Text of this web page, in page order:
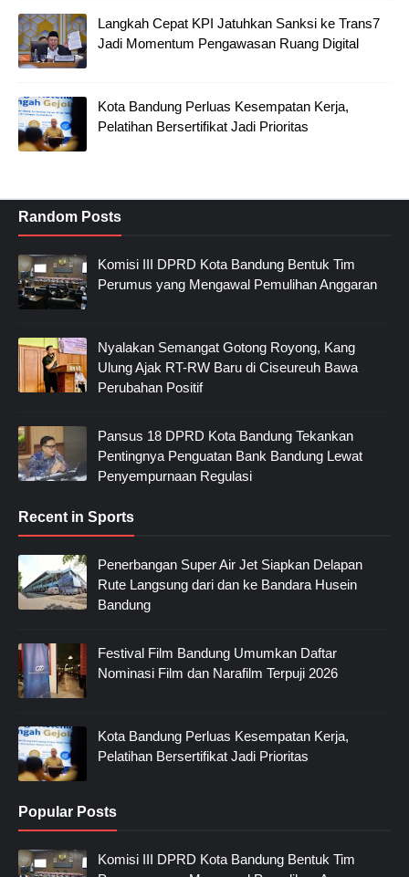
Langkah Cepat KPI Jatuhkan Sanksi ke Trans7
Jadi Momentum Pengawasan Ruang Digital
Kota Bandung Perluas Kesempatan Kerja,
Pelatihan Bersertifikat Jadi Prioritas
Random Posts
Komisi III DPRD Kota Bandung Bentuk Tim
Perumus yang Mengawal Pemulihan Anggaran
Nyalakan Semangat Gotong Royong, Kang
Ulung Ajak RT-RW Baru di Ciseureuh Bawa
Perubahan Positif
Pansus 18 DPRD Kota Bandung Tekankan
Pentingnya Penguatan Bank Bandung Lewat
Penyempurnaan Regulasi
Recent in Sports
Penerbangan Super Air Jet Siapkan Delapan
Rute Langsung dari dan ke Bandara Husein
Bandung
Festival Film Bandung Umumkan Daftar
Nominasi Film dan Narafilm Terpuji 2026
Kota Bandung Perluas Kesempatan Kerja,
Pelatihan Bersertifikat Jadi Prioritas
Popular Posts
Komisi III DPRD Kota Bandung Bentuk Tim